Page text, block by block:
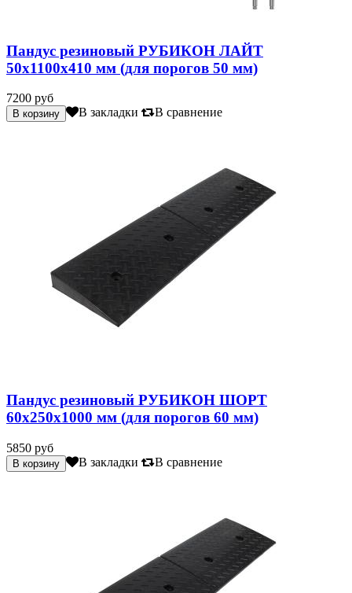
Пандус резиновый РУБИКОН ЛАЙТ
50х1100х410 мм (для порогов 50 мм)
7200 руб
В закладки В сравнение
Пандус резиновый РУБИКОН ШОРТ
60х250х1000 мм (для порогов 60 мм)
5850 руб
В закладки В сравнение